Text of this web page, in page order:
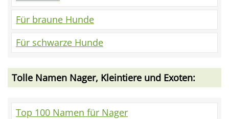
Für braune Hunde
Für schwarze Hunde
Tolle Namen Nager, Kleintiere und Exoten:
Top 100 Namen für Nager